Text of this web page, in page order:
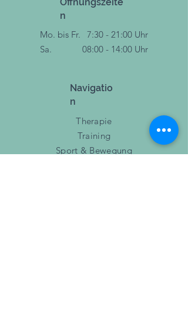
Klein und handlich, praktisch für
unterwegs
Größe & Gewicht
n
Mo. bis Fr.
Sa.
7:30 - 21:00 Uhr
08:00 - 14:00 Uhr
Navigatio
n
Therapie
Training
Sport & Bewegung